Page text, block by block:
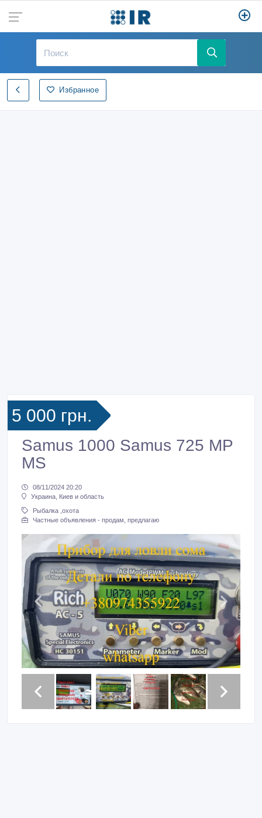
Избранное
5 000 грн.
Samus 1000 Samus 725 MP
MS
08/11/2024 20:20
Украина, Киев и область
Рыбалка ,охота
Частные объявления - продам, предлагаю